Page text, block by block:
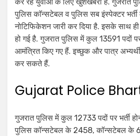
पुलिस काॅन्सटेबल व पुलिस सब इंस्पेक्टर
नोटिफिकेशन जारी कर दिया है. इसके साथ
हो गई है. गुजरात पुलिस में कुल 13591 पदों
आमंत्रित किए गए हैं. इच्छुक और पात्र
कर सकते हैं.
Gujarat Police
गुजरात पुलिस में कुल 12733 पदों पर भर्ती
पुलिस कॉन्सटेबल के 2458, कॉन्सटेबल के